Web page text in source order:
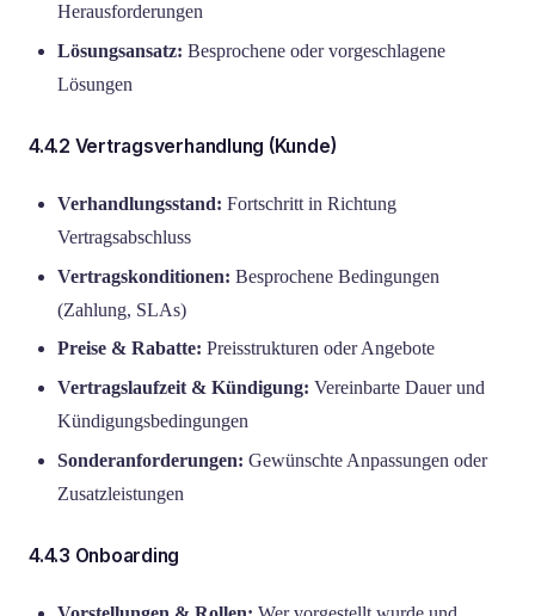
Herausforderungen
Lösungsansatz: Besprochene oder vorgeschlagene
Lösungen
4.4.2 Vertragsverhandlung (Kunde)
Verhandlungsstand: Fortschritt in Richtung
Vertragsabschluss
Vertragskonditionen: Besprochene Bedingungen
(Zahlung, SLAs)
Preise & Rabatte: Preisstrukturen oder Angebote
Vertragslaufzeit & Kündigung: Vereinbarte Dauer und
Kündigungsbedingungen
Sonderanforderungen: Gewünschte Anpassungen oder
Zusatzleistungen
4.4.3 Onboarding